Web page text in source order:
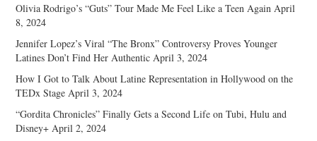
Olivia Rodrigo’s “Guts” Tour Made Me Feel Like a Teen Again April
8, 2024
Jennifer Lopez’s Viral “The Bronx” Controversy Proves Younger
Latines Don’t Find Her Authentic April 3, 2024
How I Got to Talk About Latine Representation in Hollywood on the
TEDx Stage April 3, 2024
“Gordita Chronicles” Finally Gets a Second Life on Tubi, Hulu and
Disney+ April 2, 2024